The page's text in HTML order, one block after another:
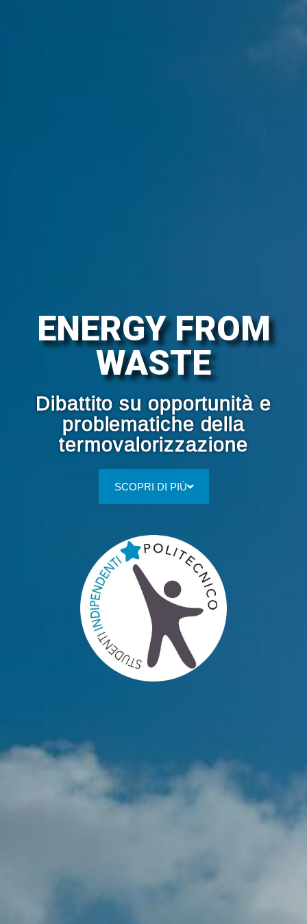
ENERGY FROM
WASTE
Dibattito su opportunità e
problematiche della
termovalorizzazione
SCOPRI DI PIÙ